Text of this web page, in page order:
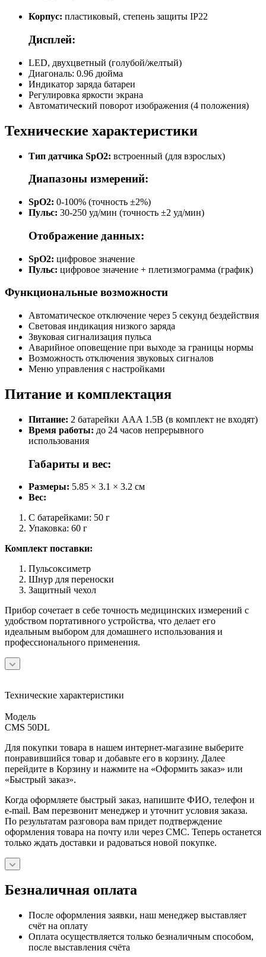
Корпус: пластиковый, степень защиты IP22
Дисплей:
LED, двухцветный (голубой/желтый)
Диагональ: 0.96 дюйма
Индикатор заряда батареи
Регулировка яркости экрана
Автоматический поворот изображения (4 положения)
Технические характеристики
Тип датчика SpO2: встроенный (для взрослых)
Диапазоны измерений:
SpO2: 0-100% (точность ±2%)
Пульс: 30-250 уд/мин (точность ±2 уд/мин)
Отображение данных:
SpO2: цифровое значение
Пульс: цифровое значение + плетизмограмма (график)
Функциональные возможности
Автоматическое отключение через 5 секунд бездействия
Световая индикация низкого заряда
Звуковая сигнализация пульса
Аварийное оповещение при выходе за границы нормы
Возможность отключения звуковых сигналов
Меню управления с настройками
Питание и комплектация
Питание: 2 батарейки AAA 1.5В (в комплект не входят)
Время работы: до 24 часов непрерывного
использования
Габариты и вес:
Размеры: 5.85 × 3.1 × 3.2 см
Вес:
С батарейками: 50 г
Упаковка: 60 г
Комплект поставки:
Пульсоксиметр
Шнур для переноски
Защитный чехол
Прибор сочетает в себе точность медицинских измерений с
удобством портативного устройства, что делает его
идеальным выбором для домашнего использования и
профессионального применения.
Технические характеристики
Модель
CMS 50DL
Для покупки товара в нашем интернет-магазине выберите
понравившийся товар и добавьте его в корзину. Далее
перейдите в Корзину и нажмите на «Оформить заказ» или
«Быстрый заказ».
Когда оформляете быстрый заказ, напишите ФИО, телефон и
e-mail. Вам перезвонит менеджер и уточнит условия заказа.
По результатам разговора вам придет подтверждение
оформления товара на почту или через СМС. Теперь останется
только ждать доставки и радоваться новой покупке.
Безналичная оплата
После оформления заявки, наш менеджер выставляет
счёт на оплату
Оплата осуществляется только безналичным способом,
после выставления счёта